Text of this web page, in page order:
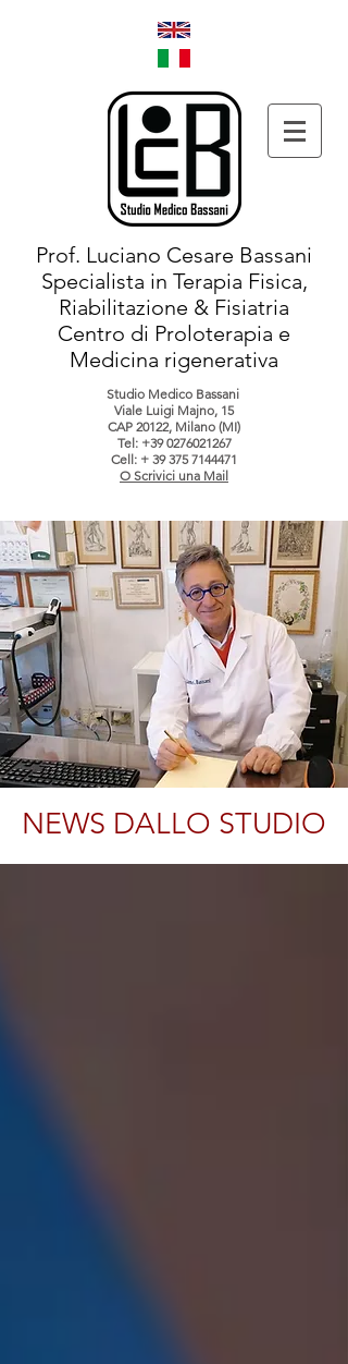
Prof. Luciano Cesare Bassani
Specialista in Terapia Fisica,
Riabilitazione & Fisiatria
Centro di Proloterapia e
Medicina rigenerativa
Studio Medico Bassani
Viale Luigi Majno, 15
CAP 20122, Milano (MI)
Tel: +39 0276021267
Cell: + 39 375 7144471
O Scrivici una Mail
NEWS DALLO STUDIO